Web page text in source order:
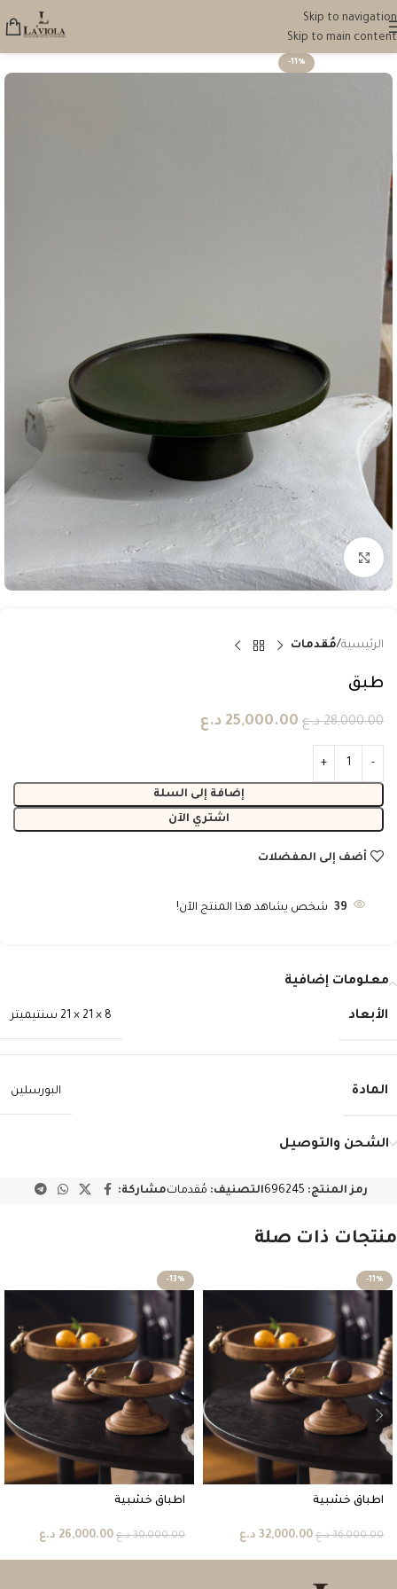
Skip to navigation
Skip to main content
-11%
انقر للتكبير
الرئيسية مُقدمات
طبق
28,000.00 د.ع 25,000.00 د.ع
إضافة إلى السلة
اشتري الآن
أضف إلى المفضلات
39 شخص يشاهد هذا المنتج الآن!
معلومات إضافية
الأبعاد 8 × 21 × 21 سنتيميتر
المادة البورسلين
الشحن والتوصيل
رمز المنتج: 696245التصنيف: مُقدماتمشاركة:
منتجات ذات صلة
-11%
اطباق خشبية
36,000.00 د.ع 32,000.00 د.ع
-13%
اطباق خشبية
30,000.00 د.ع 26,000.00 د.ع